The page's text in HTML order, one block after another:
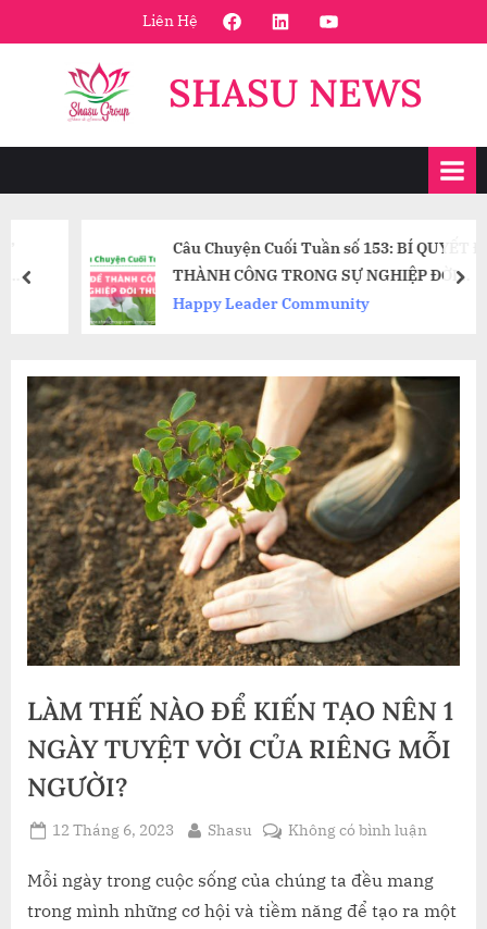
to
Liên Hệ FaceBookLinkedinYoutube
SHASU NEWS
Câu Chuyện Cuối Tuần số 153: BÍ QUYẾT ĐỂ
THÀNH CÔNG TRONG SỰ NGHIỆP ĐỜI
THƯỜNG
Happy Leader Community
prev
LÀM THẾ NÀO ĐỂ KIẾN TẠO NÊN 1
NGÀY TUYỆT VỜI CỦA RIÊNG MỖI
NGƯỜI?
Posted
12 Tháng 6, 2023 By
Shasu Không có bình luậnở
THẾ
NÀO
Mỗi ngày trong cuộc sống của chúng ta đều mang
trong mình những cơ hội và tiềm năng để tạo ra một